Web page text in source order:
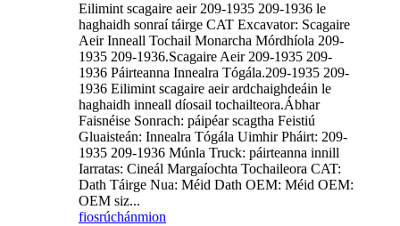
Eilimint scagaire aeir 209-1935 209-1936 le
haghaidh sonraí táirge CAT Excavator: Scagaire
Aeir Inneall Tochail Monarcha Mórdhíola 209-
1935 209-1936.Scagaire Aeir 209-1935 209-
1936 Páirteanna Innealra Tógála.209-1935 209-
1936 Eilimint scagaire aeir ardchaighdeáin le
haghaidh inneall díosail tochailteora.Ábhar
Faisnéise Sonrach: páipéar scagtha Feistiú
Gluaisteán: Innealra Tógála Uimhir Pháirt: 209-
1935 209-1936 Múnla Truck: páirteanna innill
Iarratas: Cineál Margaíochta Tochaileora CAT:
Dath Táirge Nua: Méid Dath OEM: Méid OEM:
OEM siz...
fiosrúchánmion